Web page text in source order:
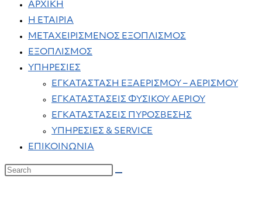
ΑΡΧΙΚΗ
Η ΕΤΑΙΡΙΑ
ΜΕΤΑΧΕΙΡΙΣΜΕΝΟΣ ΕΞΟΠΛΙΣΜΟΣ
ΕΞΟΠΛΙΣΜΟΣ
ΥΠΗΡΕΣΙΕΣ
ΕΓΚΑΤΑΣΤΑΣΗ ΕΞΑΕΡΙΣΜΟΥ – ΑΕΡΙΣΜΟΥ
ΕΓΚΑΤΑΣΤΑΣΕΙΣ ΦΥΣΙΚΟΥ ΑΕΡΙΟΥ
ΕΓΚΑΤΑΣΤΑΣΕΙΣ ΠΥΡΟΣΒΕΣΗΣ
ΥΠΗΡΕΣΙΕΣ & SERVICE
ΕΠΙΚΟΙΝΩΝΙΑ